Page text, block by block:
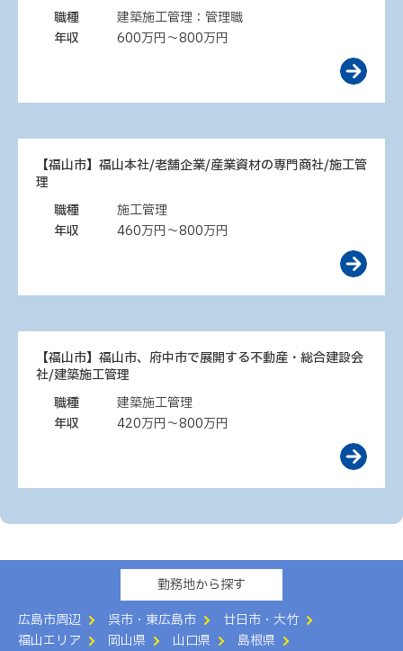
職種
建築施工管理：管理職
年収
600万円～800万円
【福山市】福山本社/老舗企業/産業資材の専門商社/施工管
理
職種
施工管理
年収
460万円～800万円
【福山市】福山市、府中市で展開する不動産・総合建設会
社/建築施工管理
職種
建築施工管理
年収
420万円～800万円
勤務地から探す
広島市周辺
呉市・東広島市
廿日市・大竹
福山エリア
岡山県 山口県 島根県